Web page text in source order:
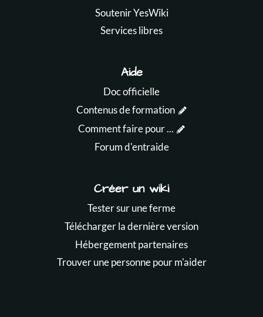
Soutenir YesWiki
Services libres
Aide
Doc officielle
Contenus de formation
Comment faire pour ...
Forum d'entraide
Créer un wiki
Tester sur une ferme
Télécharger la dernière version
Hébergement partenaires
Trouver une personne pour m'aider